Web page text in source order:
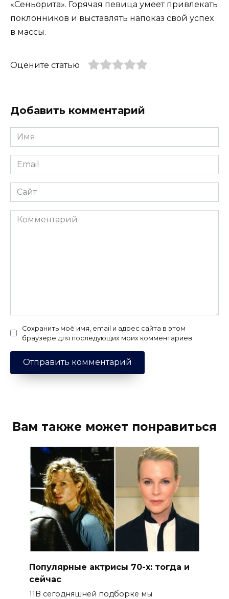
«Сеньорита». Горячая певица умеет привлекать
поклонников и выставлять напоказ свой успех
в массы.
Оцените статью
Добавить комментарий
Имя
*
Email
*
Сайт
Комментарий
Сохранить моё имя, email и адрес сайта в этом
браузере для последующих моих комментариев.
Вам также может понравиться
Популярные актрисы 70-х: тогда и
сейчас
11В сегодняшней подборке мы